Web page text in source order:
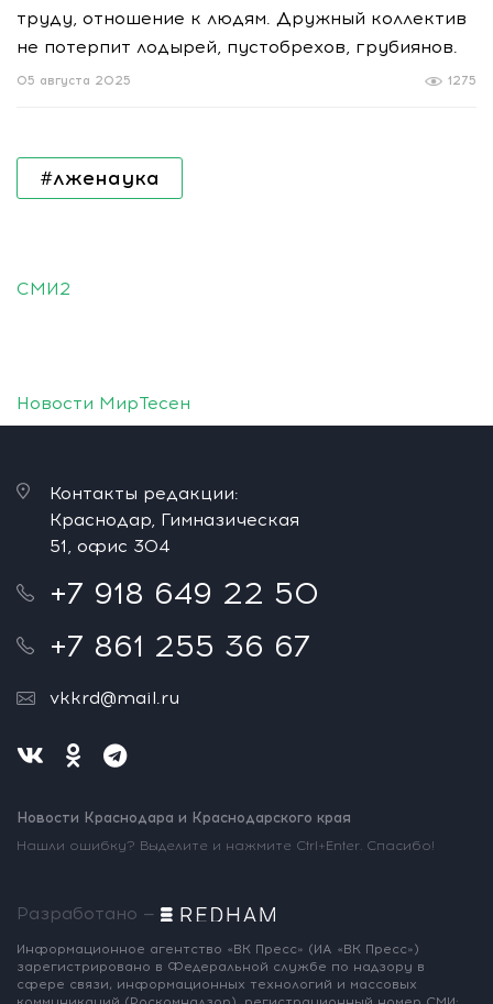
труду, отношение к людям. Дружный коллектив
не потерпит лодырей, пустобрехов, грубиянов.
1275
05 августа 2025
#лженаука
СМИ2
Новости МирТесен
Контакты редакции:
Краснодар, Гимназическая
51, офис 304
+7 918 649 22 50
+7 861 255 36 67
vkkrd@mail.ru
Новости Краснодара и Краснодарского края
Нашли ошибку? Выделите и нажмите Ctrl+Enter. Спасибо!
Разработано —
Информационное агентство «ВК Пресс» (ИА «ВК Пресс»)
зарегистрировано в Федеральной службе по надзору в
сфере связи, информационных технологий и массовых